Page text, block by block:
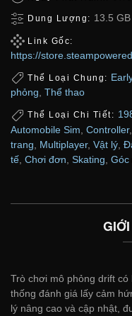
Dung Lượng: 13.5 GB
Link Gốc:
https://
Thể Loại Chung:
phỏng, Thể thao
Thể Loại Chi Tiết:
Automobile Sim Controller,
trang
Multiplayer, Vật lý
tế Chơi đơn Skating Góc
Trò chơi mô phỏng drift
thống đánh giá lấy cảm
lý nâng cao và cập nhật,